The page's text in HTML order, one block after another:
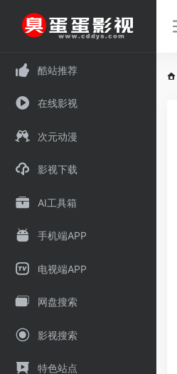
酷站推荐
在线影视
次元动漫
影视下载
AI工具箱
手机端APP
电视端APP
网盘搜索
影视搜索
特色站点